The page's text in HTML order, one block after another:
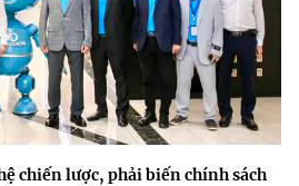
chiến lược, phải biến chính sách